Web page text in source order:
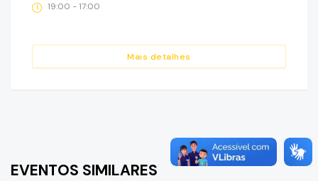
Mais detalhes
19:00 - 17:00
EVENTOS SIMILARES